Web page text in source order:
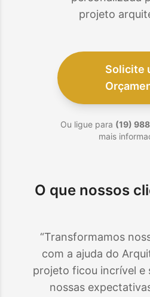
projeto
Solicite
Ou ligue para (19)
mais
O que nossos
“Transformamos
com a ajuda do
projeto ficou incrível e
nossas